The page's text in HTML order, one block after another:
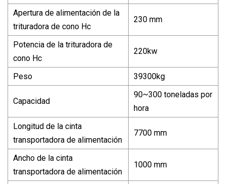
Apertura de alimentación de la
trituradora de cono Hc
230 mm
Potencia de la trituradora de
cono Hc
220kw
Peso 39300kg
Capacidad
90~300 toneladas por
hora
Longitud de la cinta
transportadora de alimentación
7700 mm
Ancho de la cinta
transportadora de alimentación
1000 mm